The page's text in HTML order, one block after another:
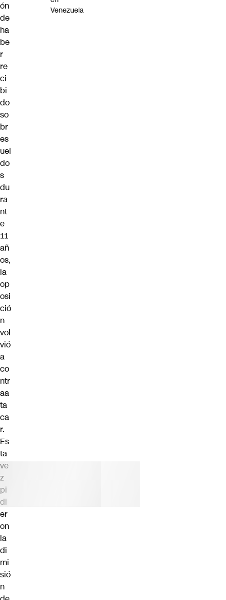
ón
de
ha
be
r
re
ci
bi
do
so
br
es
uel
do
s
du
ra
nt
e
11
añ
os,
la
op
osi
ció
n
vol
vió
a
co
ntr
aa
ta
ca
r.
Es
ta
ve
z
pi
di
er
on
la
di
mi
sió
n
Venezuela